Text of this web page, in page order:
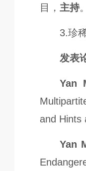
目， 主持。
3.珍
发表
Yan
and Hints
Yan